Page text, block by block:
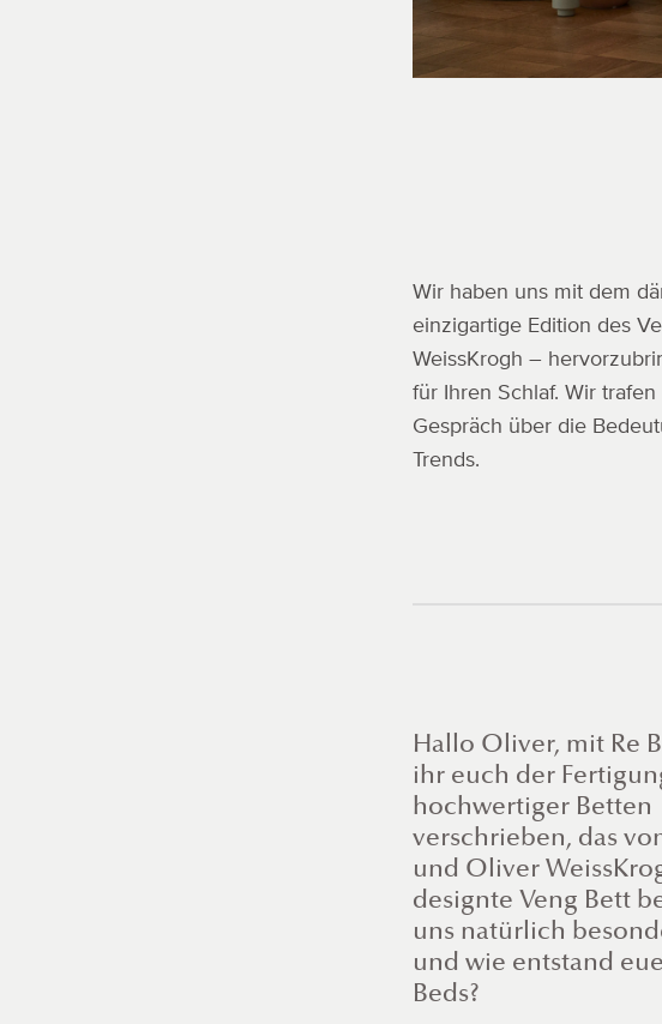
Wir haben uns mit dem
einzigartige Edition des
WeissKrogh –
für Ihren Schlaf. Wir
Gespräch über die
Trends.
Hallo Oliver, mit Re
ihr euch der
hochwertiger Betten
verschrieben, das
und Oliver
designte Veng Bett
uns natürlich
und wie entstand
Beds?